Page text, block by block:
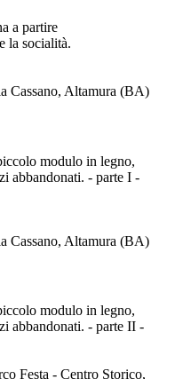
a partire
la socialità.
Cassano, Altamura (BA)
modulo in legno,
abbandonati. - parte I -
Cassano, Altamura (BA)
modulo in legno,
abbandonati. - parte II -
Festa - Centro Storico,